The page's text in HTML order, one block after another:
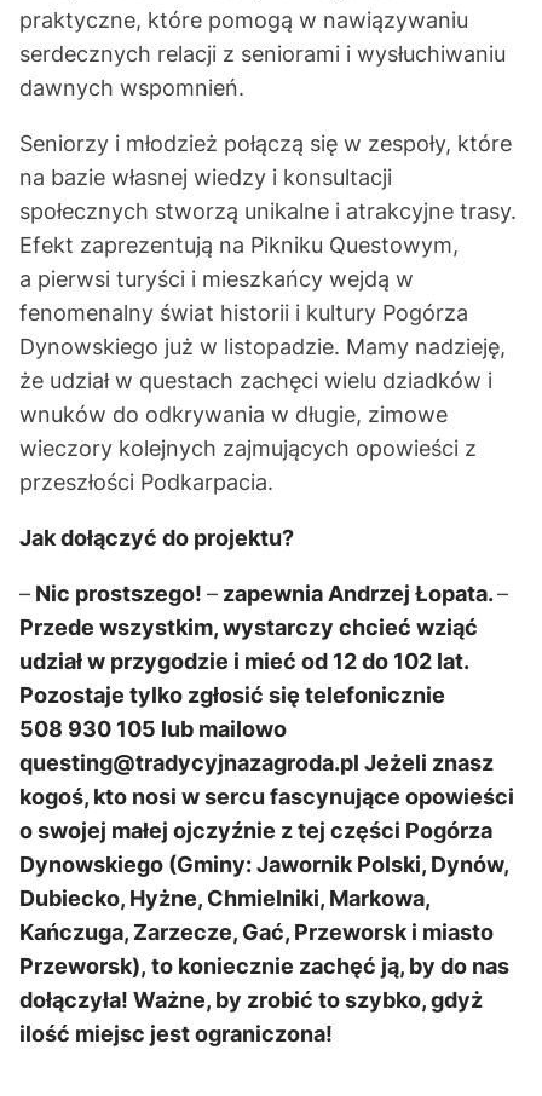
praktyczne, które pomogą w nawiązywaniu
serdecznych relacji z seniorami i wysłuchiwaniu
dawnych wspomnień.
Seniorzy i młodzież połączą się w zespoły, które
na bazie własnej wiedzy i konsultacji
społecznych stworzą unikalne i atrakcyjne trasy.
Efekt zaprezentują na Pikniku Questowym,
a pierwsi turyści i mieszkańcy wejdą w
fenomenalny świat historii i kultury Pogórza
Dynowskiego już w listopadzie. Mamy nadzieję,
że udział w questach zachęci wielu dziadków i
wnuków do odkrywania w długie, zimowe
wieczory kolejnych zajmujących opowieści z
przeszłości Podkarpacia.
Jak dołączyć do projektu?
– Nic prostszego! – zapewnia Andrzej Łopata.–
Przede wszystkim, wystarczy chcieć wziąć
udział w przygodzie i mieć od 12 do 102 lat.
Pozostaje tylko zgłosić się telefonicznie
508 930 105 lub mailowo
questing@tradycyjnazagroda.pl Jeżeli znasz
kogoś, kto nosi w sercu fascynujące opowieści
o swojej małej ojczyźnie z tej części Pogórza
Dynowskiego (Gminy: Jawornik Polski, Dynów,
Dubiecko, Hyżne, Chmielniki, Markowa,
Kańczuga, Zarzecze, Gać, Przeworsk i miasto
Przeworsk), to koniecznie zachęć ją, by do nas
dołączyła! Ważne, by zrobić to szybko, gdyż
ilość miejsc jest ograniczona!